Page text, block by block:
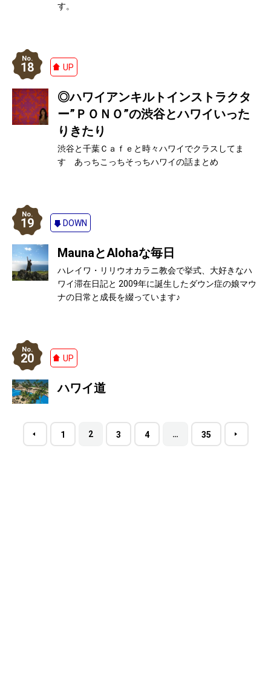
す。
18 UP
◎ハワイアンキルトインストラクタ
ー”ＰＯＮＯ”の渋谷とハワイいった
りきたり
渋谷と千葉Ｃａｆｅと時々ハワイでクラスしてま
す あっちこっちそっちハワイの話まとめ
19 DOWN
MaunaとAlohaな毎日
ハレイワ・リリウオカラニ教会で挙式、大好きなハ
ワイ滞在日記と 2009年に誕生したダウン症の娘マウ
ナの日常と成長を綴っています♪
20 UP
ハワイ道
1 2 3 4 … 35